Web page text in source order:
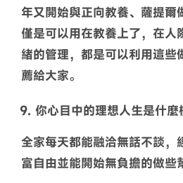
年又開始與正向教養、薩提爾
僅是可以用在教養上了，在人
緒的管理，都是可以利用這些
薦給大家。
你心目中的理想人生是什麼
全家每天都能融洽無話不談，
富自由並能開始無負擔的做些